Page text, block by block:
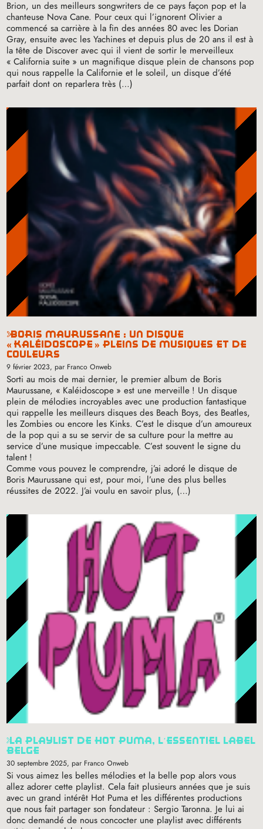
Brion, un des meilleurs songwriters de ce pays façon pop et la
chanteuse Nova Cane. Pour ceux qui l’ignorent Olivier a
commencé sa carrière à la fin des années 80 avec les Dorian
Gray, ensuite avec les Yachines et depuis plus de 20 ans il est à
la tête de Discover avec qui il vient de sortir le merveilleux
« California suite » un magnifique disque plein de chansons pop
qui nous rappelle la Californie et le soleil, un disque d’été
parfait dont on reparlera très (…)
boris maurussane : un disque
« kaléidoscope » pleins de musiques et de
couleurs
9 février 2023, par Franco Onweb
Sorti au mois de mai dernier, le premier album de Boris
Maurussane, « Kaléidoscope » est une merveille ! Un disque
plein de mélodies incroyables avec une production fantastique
qui rappelle les meilleurs disques des Beach Boys, des Beatles,
les Zombies ou encore les Kinks. C’est le disque d’un amoureux
de la pop qui a su se servir de sa culture pour la mettre au
service d’une musique impeccable. C’est souvent le signe du
talent !
Comme vous pouvez le comprendre, j’ai adoré le disque de
Boris Maurussane qui est, pour moi, l’une des plus belles
réussites de 2022. J’ai voulu en savoir plus, (…)
la playlist de hot puma, l’essentiel label
belge
30 septembre 2025, par Franco Onweb
Si vous aimez les belles mélodies et la belle pop alors vous
allez adorer cette playlist. Cela fait plusieurs années que je suis
avec un grand intérêt Hot Puma et les différentes productions
que nous fait partager son fondateur : Sergio Taronna. Je lui ai
donc demandé de nous concocter une playlist avec différents